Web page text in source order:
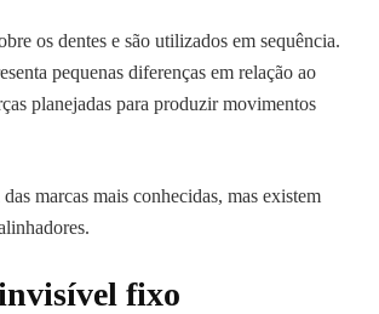
os dentes e são utilizados em sequência.
pequenas diferenças em relação ao
planejadas para produzir movimentos
marcas mais conhecidas, mas existem
fixo